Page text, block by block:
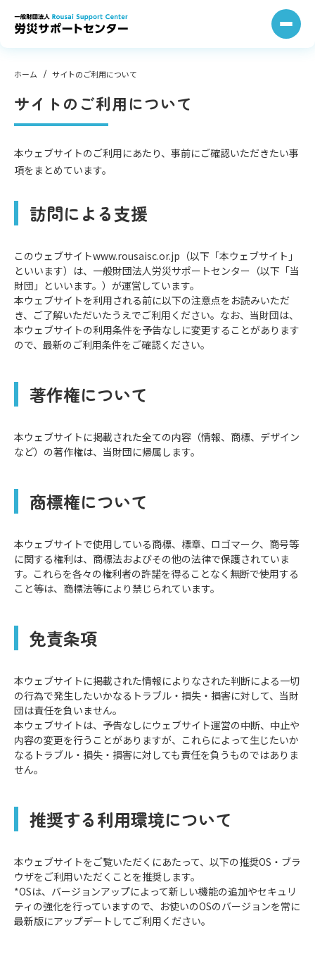
ホーム サイトのご利⽤について
サイトのご利⽤について
本ウェブサイトのご利⽤にあたり、事前にご確認いただきたい事
項をまとめています。
訪問による⽀援
このウェブサイトwww.rousaisc.or.jp（以下「本ウェブサイト」
といいます）は、⼀般財団法⼈労災サポートセンター（以下「当
財団」といいます。）が運営しています。
本ウェブサイトを利⽤される前に以下の注意点をお読みいただ
き、ご了解いただいたうえでご利⽤ください。なお、当財団は、
本ウェブサイトの利⽤条件を予告なしに変更することがあります
ので、最新のご利⽤条件をご確認ください。
著作権について
本ウェブサイトに掲載された全ての内容（情報、商標、デザイン
など）の著作権は、当財団に帰属します。
商標権について
本ウェブサイトで使⽤している商標、標章、ロゴマーク、商号等
に関する権利は、商標法およびその他の法律で保護されていま
す。これらを各々の権利者の許諾を得ることなく無断で使⽤する
こと等は、商標法等により禁じられています。
免責条項
本ウェブサイトに掲載された情報によりなされた判断による⼀切
の⾏為で発⽣したいかなるトラブル・損失・損害に対して、当財
団は責任を負いません。
本ウェブサイトは、予告なしにウェブサイト運営の中断、中⽌や
内容の変更を⾏うことがありますが、これらによって⽣じたいか
なるトラブル・損失・損害に対しても責任を負うものではありま
せん。
推奨する利⽤環境について
本ウェブサイトをご覧いただくにあたって、以下の推奨OS・ブラ
ウザをご利⽤いただくことを推奨します。
*OSは、バージョンアップによって新しい機能の追加やセキュリ
ティの強化を⾏っていますので、お使いのOSのバージョンを常に
最新版にアップデートしてご利⽤ください。